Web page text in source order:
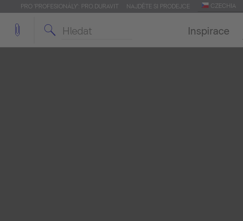
PRO 'PROFESIONÁLY': PRO.DURAVIT NAJDĚTE SI PRODEJCE CZECHIA
Inspirace